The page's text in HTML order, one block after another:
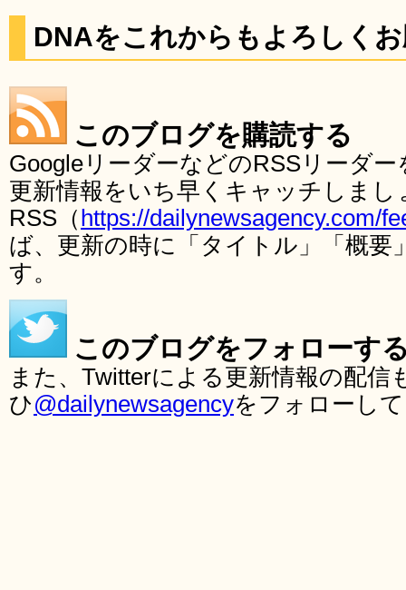
DNAをこれからもよろしく
このブログを購読する
GoogleリーダーなどのRSSリーダ
更新情報をいち早くキャッチしま
RSS（ https://dailynewsagency.com/
ば、更新の時に「タイトル」「概要
す。
このブログをフォローす
また、Twitterによる更新情報の配
ひ@dailynewsagencyをフォローし